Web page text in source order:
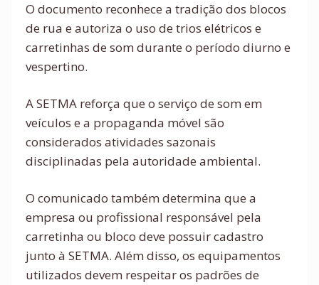
O documento reconhece a tradição dos blocos
de rua e autoriza o uso de trios elétricos e
carretinhas de som durante o período diurno e
vespertino.
A SETMA reforça que o serviço de som em
veículos e a propaganda móvel são
considerados atividades sazonais
disciplinadas pela autoridade ambiental.
O comunicado também determina que a
empresa ou profissional responsável pela
carretinha ou bloco deve possuir cadastro
junto à SETMA. Além disso, os equipamentos
utilizados devem respeitar os padrões de